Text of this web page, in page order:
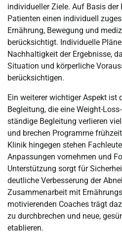
individueller Ziele. Auf Basis der
Patienten einen individuell
Ernährung, Bewegung und
berücksichtigt. Individuelle
Nachhaltigkeit der Ergebnisse,
Situation und körperliche
berücksichtigen.
Ein weiterer wichtiger Aspekt ist
Begleitung, die eine Weight-
ständige Begleitung verlieren
und brechen Programme
Klinik hingegen stehen
Anpassungen vornehmen und
Unterstützung sorgt für
deutliche Verbesserung der
Zusammenarbeit mit
motivierenden Coaches trägt
zu durchbrechen und neue,
etablieren.